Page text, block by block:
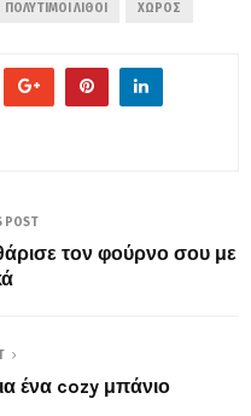
ΠΟΛΎΤΙΜΟΙ ΛΊΘΟΙ ΧΏΡΟΣ
POST
τον φούρνο σου με
ένα cozy μπάνιο